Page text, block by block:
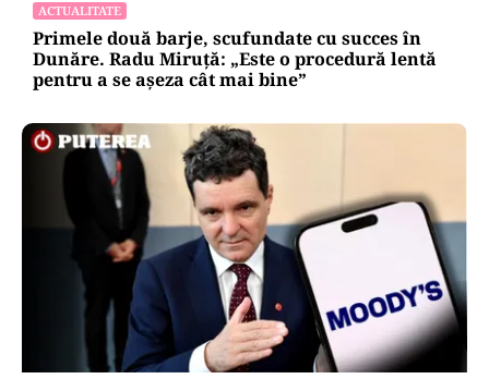
ACTUALITATE
Primele două barje, scufundate cu succes în
Dunăre. Radu Miruță: „Este o procedură lentă
pentru a se așeza cât mai bine”